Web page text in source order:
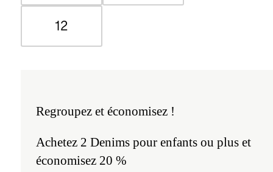
12
Regroupez et économisez !
Achetez 2 Denims pour enfants ou plus et
économisez 20 %